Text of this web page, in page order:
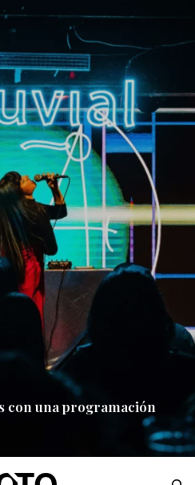
con una programación